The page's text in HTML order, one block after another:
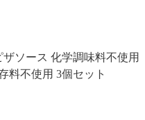
ソース 化学調味料不使用
料不使用 3個セット